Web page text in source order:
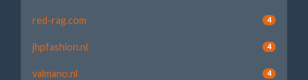
red-rag.com 4
jhpfashion.nl 4
valmano.nl 4